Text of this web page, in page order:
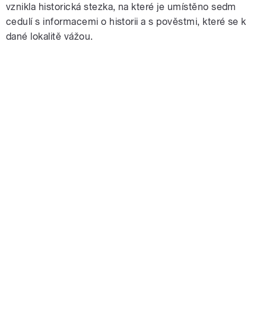
vznikla historická stezka, na které je umístěno sedm
cedulí s informacemi o historii a s pověstmi, které se k
dané lokalitě vážou.